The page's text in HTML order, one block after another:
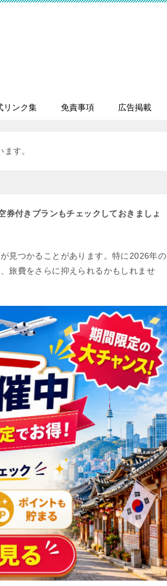
リンク集 免責事項 広告掲載
す。
付きプランもチェックしておきましょ
見つかることがあります。特に2026年の
旅費をさらに抑えられるかもしれませ